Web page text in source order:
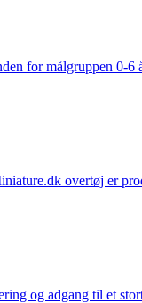
for målgruppen 0-6
overtøj er
og adgang til et